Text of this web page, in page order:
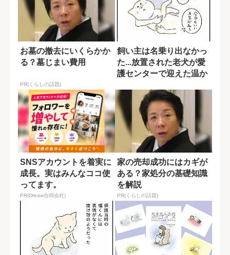
お墓の撤去にいくらかか
る？墓じまい費用
PR(くらしの話題)
飼い主は名乗り出なかっ
た...放置された老犬が愛
護センターで迎えた温か
SNSアカウントを着実に
成長。実はみんなココ使
ってます。
PR(Dreaw合同会社)
家の売却成功にはカギが
ある？家処分の基礎知識
を解説
PR(くらしの話題)